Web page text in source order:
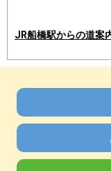
JR船橋駅からの道案